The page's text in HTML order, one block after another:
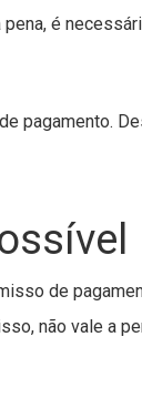
é
pagamento.
de
não vale a